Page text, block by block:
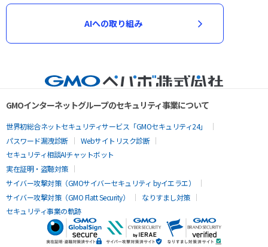
AIへの取り組み
GMOインターネットグループのセキュリティ事業について
世界初総合ネットセキュリティサービス「GMOセキュリティ24」
パスワード漏洩診断
Webサイトリスク診断
セキュリティ相談AIチャットボット
実在証明・盗聴対策
サイバー攻撃対策（GMOサイバーセキュリティ byイエラエ）
サイバー攻撃対策（GMO Flatt Security）
なりすまし対策
セキュリティ事業の軌跡